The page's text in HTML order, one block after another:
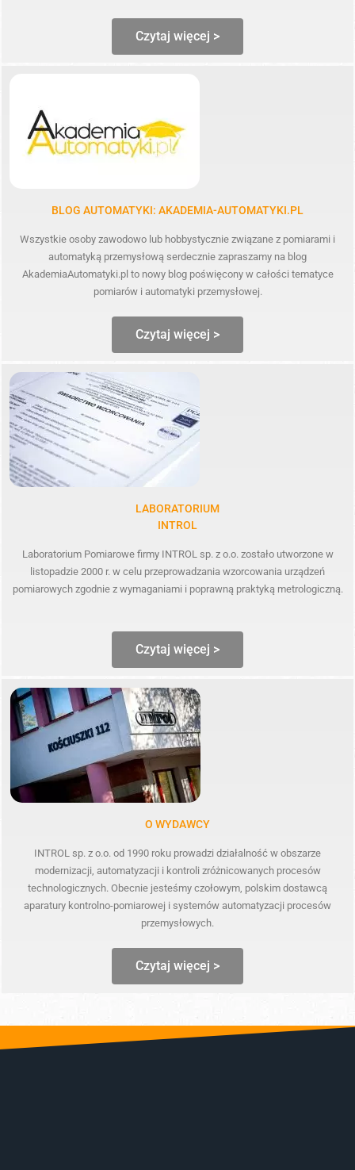
Czytaj więcej >
BLOG AUTOMATYKI: AKADEMIA-AUTOMATYKI.PL
Wszystkie osoby zawodowo lub hobbystycznie związane z pomiarami i
automatyką przemysłową serdecznie zapraszamy na blog
AkademiaAutomatyki.pl to nowy blog poświęcony w całości tematyce
pomiarów i automatyki przemysłowej.
Czytaj więcej >
LABORATORIUM
INTROL
Laboratorium Pomiarowe firmy INTROL sp. z o.o. zostało utworzone w
listopadzie 2000 r. w celu przeprowadzania wzorcowania urządzeń
pomiarowych zgodnie z wymaganiami i poprawną praktyką metrologiczną.
Czytaj więcej >
O WYDAWCY
INTROL sp. z o.o. od 1990 roku prowadzi działalność w obszarze
modernizacji, automatyzacji i kontroli zróżnicowanych procesów
technologicznych. Obecnie jesteśmy czołowym, polskim dostawcą
aparatury kontrolno-pomiarowej i systemów automatyzacji procesów
przemysłowych.
Czytaj więcej >